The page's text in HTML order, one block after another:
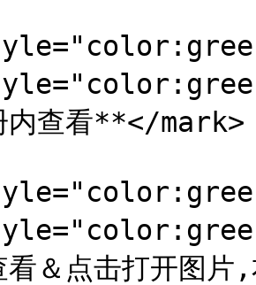
内查看**</mark>
看＆点击打开图